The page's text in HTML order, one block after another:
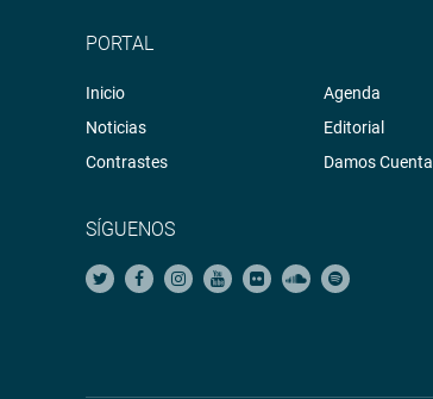
PORTAL
Inicio
Noticias
Contrastes
Agenda
Editorial
Damos Cuenta
SÍGUENOS